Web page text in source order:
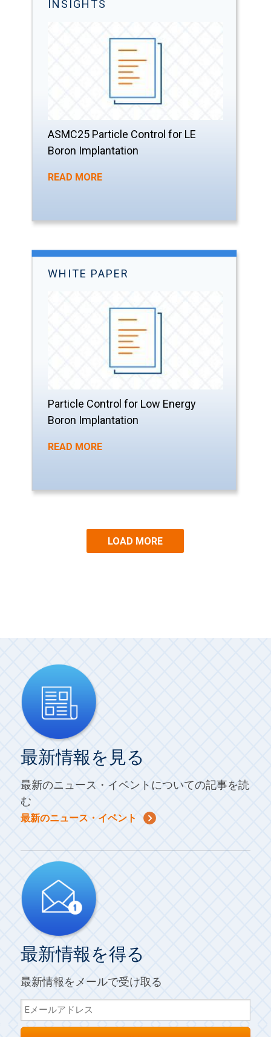
INSIGHTS
ASMC25 Particle Control for LE
Boron Implantation
READ MORE
WHITE PAPER
Particle Control for Low Energy
Boron Implantation
READ MORE
LOAD MORE
最新情報を見る
最新のニュース・イベントについての記事を読
む
最新のニュース・イベント
最新情報を得る
最新情報をメールで受け取る